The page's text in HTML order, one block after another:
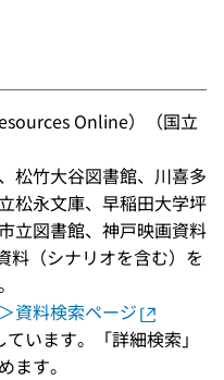
Online）（国立
松竹大谷図書館、川喜多
松永文庫、早稲田大学坪
立図書館、神戸映画資料
料（シナリオを含む）を
資料検索ページ
います。「詳細検索」
ます。